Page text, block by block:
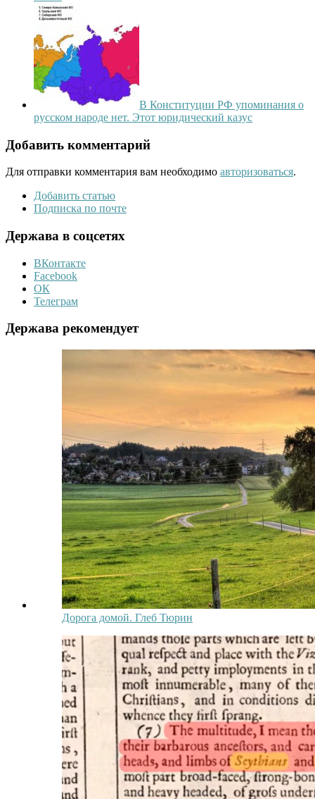
В Конституции РФ упоминания о
русском народе нет. Этот юридический казус
Добавить комментарий
Для отправки комментария вам необходимо авторизоваться.
Добавить статью
Подписка по почте
Держава в соцсетях
ВКонтакте
Facebook
ОК
Телеграм
Держава рекомендует
Дорога домой. Глеб Тюрин